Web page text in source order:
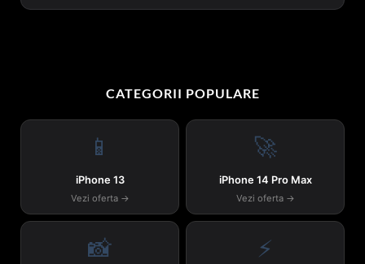
CATEGORII POPULARE
📱
iPhone 13
Vezi oferta →
🚀
iPhone 14 Pro Max
Vezi oferta →
📸 ⚡